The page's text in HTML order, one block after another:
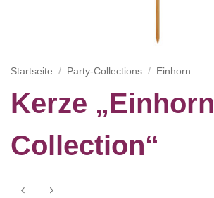
Startseite / Party-Collections / Einhorn
Kerze „Einhorn
Collection“